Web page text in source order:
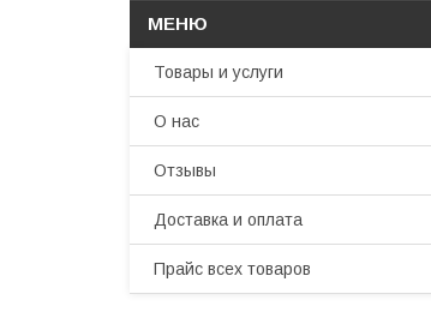
Товары и услуги
О нас
Отзывы
Доставка и оплата
Прайс всех товаров